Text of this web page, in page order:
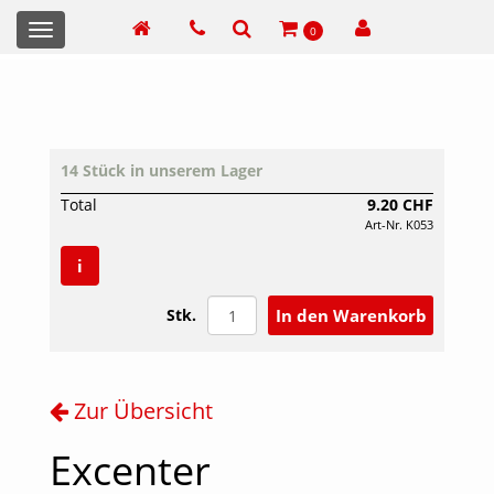
0
Toggle
navigation
14 Stück in unserem Lager
Total
9.20 CHF
Art-Nr. K053
Stk.
i
Zur Übersicht
Excenter